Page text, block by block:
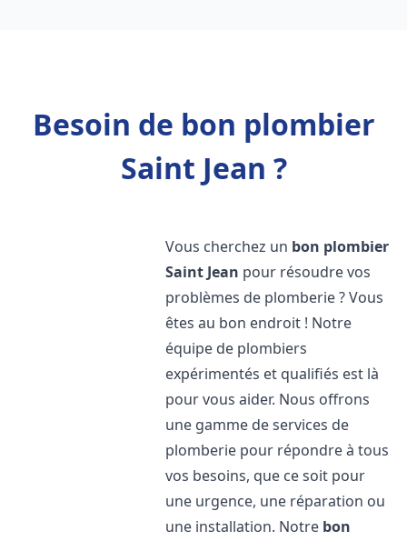
Besoin de bon plombier
Saint Jean ?
Vous cherchez un bon plombier
Saint Jean pour résoudre vos
problèmes de plomberie ? Vous
êtes au bon endroit ! Notre
équipe de plombiers
expérimentés et qualifiés est là
pour vous aider. Nous offrons
une gamme de services de
plomberie pour répondre à tous
vos besoins, que ce soit pour
une urgence, une réparation ou
une installation. Notre bon